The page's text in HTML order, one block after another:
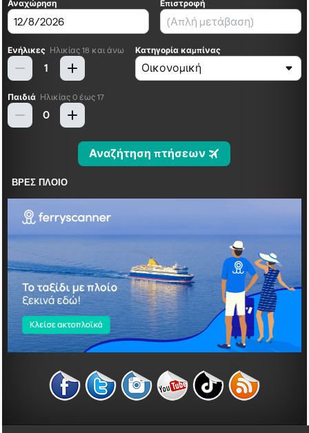
ΒΡΕΣ ΠΛΟΙΟ